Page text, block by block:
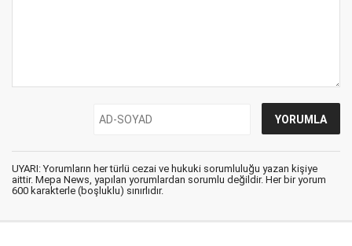
UYARI: Yorumların her türlü cezai ve hukuki sorumluluğu yazan kişiye
aittir. Mepa News, yapılan yorumlardan sorumlu değildir. Her bir yorum
600 karakterle (boşluklu) sınırlıdır.